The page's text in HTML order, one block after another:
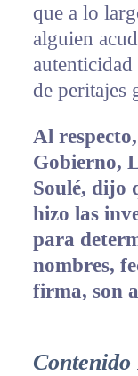
que a lo
alguien
de peritajes
Al
Gobierno,
Soulé, dijo
hizo las
para
nombres,
firma, son
Contenido